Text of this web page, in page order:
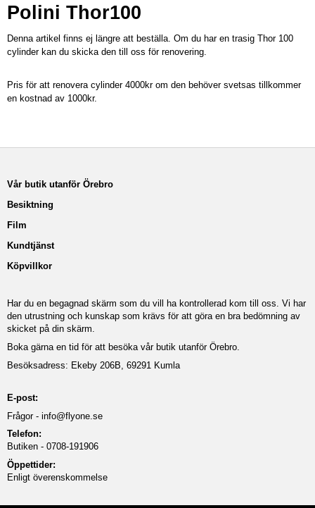
Polini Thor100
Denna artikel finns ej längre att beställa. Om du har en trasig Thor 100
cylinder kan du skicka den till oss för renovering.
Pris för att renovera cylinder 4000kr om den behöver svetsas tillkommer
en kostnad av 1000kr.
Vår butik utanför Örebro
Besiktning
Film
Kundtjänst
Köpvillkor
Har du en begagnad skärm som du vill ha kontrollerad kom till oss. Vi har
den utrustning och kunskap som krävs för att göra en bra bedömning av
skicket på din skärm.
Boka gärna en tid för att besöka vår butik utanför Örebro.
Besöksadress: Ekeby 206B, 69291 Kumla
E-post:
Frågor - info@flyone.se
Telefon:
Butiken - 0708-191906
Öppettider:
Enligt överenskommelse